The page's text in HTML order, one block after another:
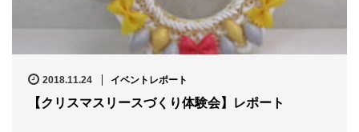
2018.11.24 イベントレポート
【クリスマスリースづくり体験会】レポート